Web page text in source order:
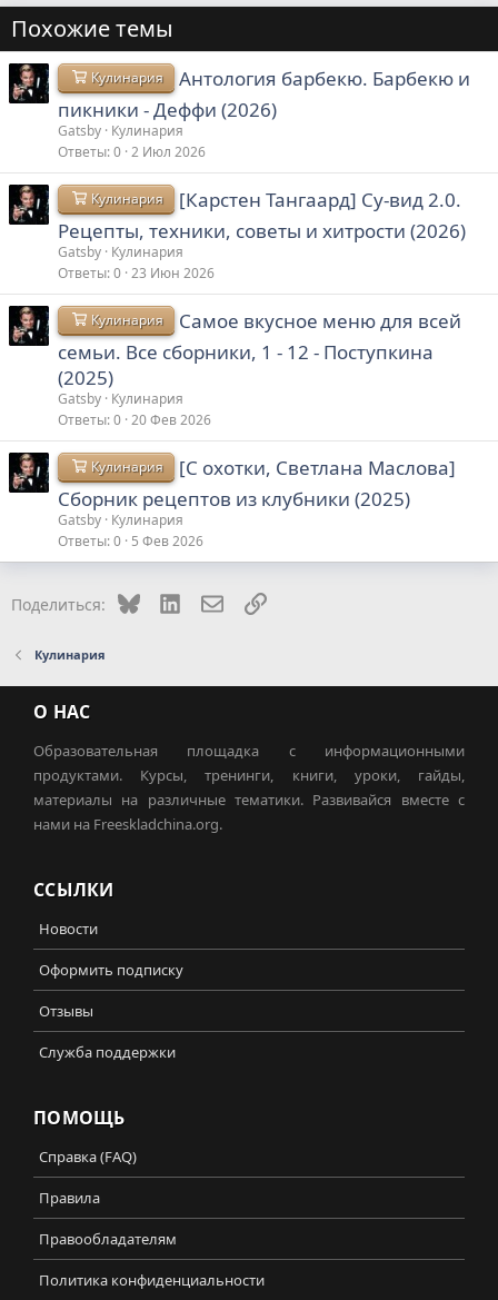
Похожие темы
Кулинария
Антология барбекю. Барбекю и
пикники - Деффи (2026)
Gatsby Кулинария
Ответы 0 2 Июл 2026
Кулинария
[Карстен Тангаард] Су-вид 2.0.
Рецепты, техники, советы и хитрости (2026)
Gatsby Кулинария
Ответы 0 23 Июн 2026
Кулинария
Самое вкусное меню для всей
семьи. Все сборники, 1 - 12 - Поступкина
(2025)
Gatsby Кулинария
Ответы 0 20 Фев 2026
Кулинария
[С охотки, Светлана Маслова]
Сборник рецептов из клубники (2025)
Gatsby Кулинария
Ответы 0 5 Фев 2026
Поделиться: Bluesky LinkedInЭлектронная почта
Ссылка
Кулинария
О НАС
Образовательная площадка с информационными
продуктами. Курсы, тренинги, книги, уроки, гайды,
материалы на различные тематики. Развивайся вместе с
нами на Freeskladchina.org.
ССЫЛКИ
Новости
Оформить подписку
Отзывы
Служба поддержки
ПОМОЩЬ
Справка (FAQ)
Правила
Правообладателям
Политика конфиденциальности